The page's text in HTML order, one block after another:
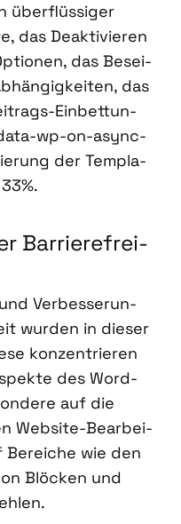
über­flüs­si­ger
das Deak­ti­vie­ren
das Besei­
das
Ein­bet­tun­
wp-on-async-
der Tem­p­la­
Bar­rie­re­frei­
Ver­bes­se­run­
wur­den in die­ser
kon­zen­trie­ren
des Word­
auf die
Web­site-Bear­bei­
wie den
Blö­cken und